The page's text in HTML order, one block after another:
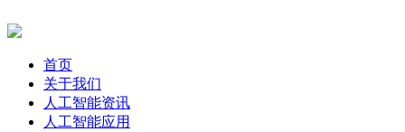
首页
关于我们
人工智能资讯
人工智能应用